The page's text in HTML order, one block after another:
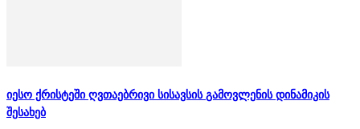
იესო ქრისტეში ღვთაებრივი სისავსის გამოვლენის დინამიკის
შესახებ